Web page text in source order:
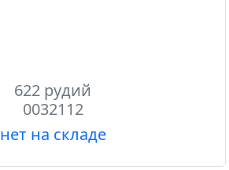
622 рудий
0032112
нет на складе